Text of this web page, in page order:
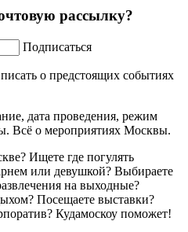
рассылку?
Подписаться
о предстоящих событиях
дата проведения, режим
Всё о мероприятиях Москвы.
Ищете где погулять
или девушкой? Выбираете
на выходные?
Посещаете выставки?
Кудамоскоу поможет!